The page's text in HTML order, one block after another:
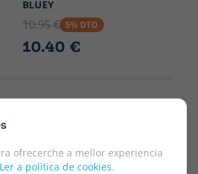
ofrecerche a mellor experiencia
Ler a política de cookies.
BLUEY
10.95 € 5% DTO
10.40 €